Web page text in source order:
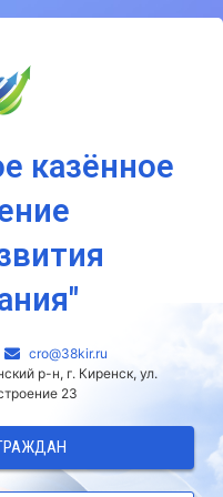
казённое
сro@38kir.ru
р-н, г. Киренск, ул.
23